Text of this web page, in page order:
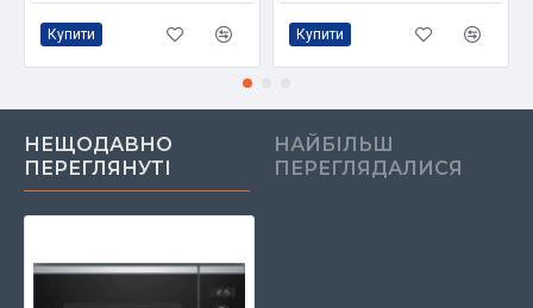
Купити Купити
НЕЩОДАВНО
ПЕРЕГЛЯНУТІ
НАЙБІЛЬШ
ПЕРЕГЛЯДАЛИСЯ